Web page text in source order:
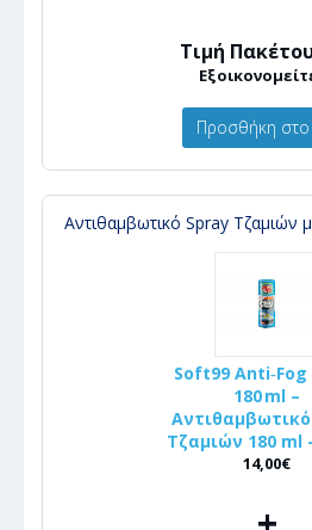
Τιμή
Προσθήκη στο
Αντιθαμβωτικό Spray Τζαμιών
Soft99 Anti‑Fog
180 ml –
Τζαμιών 180 ml
14,00€